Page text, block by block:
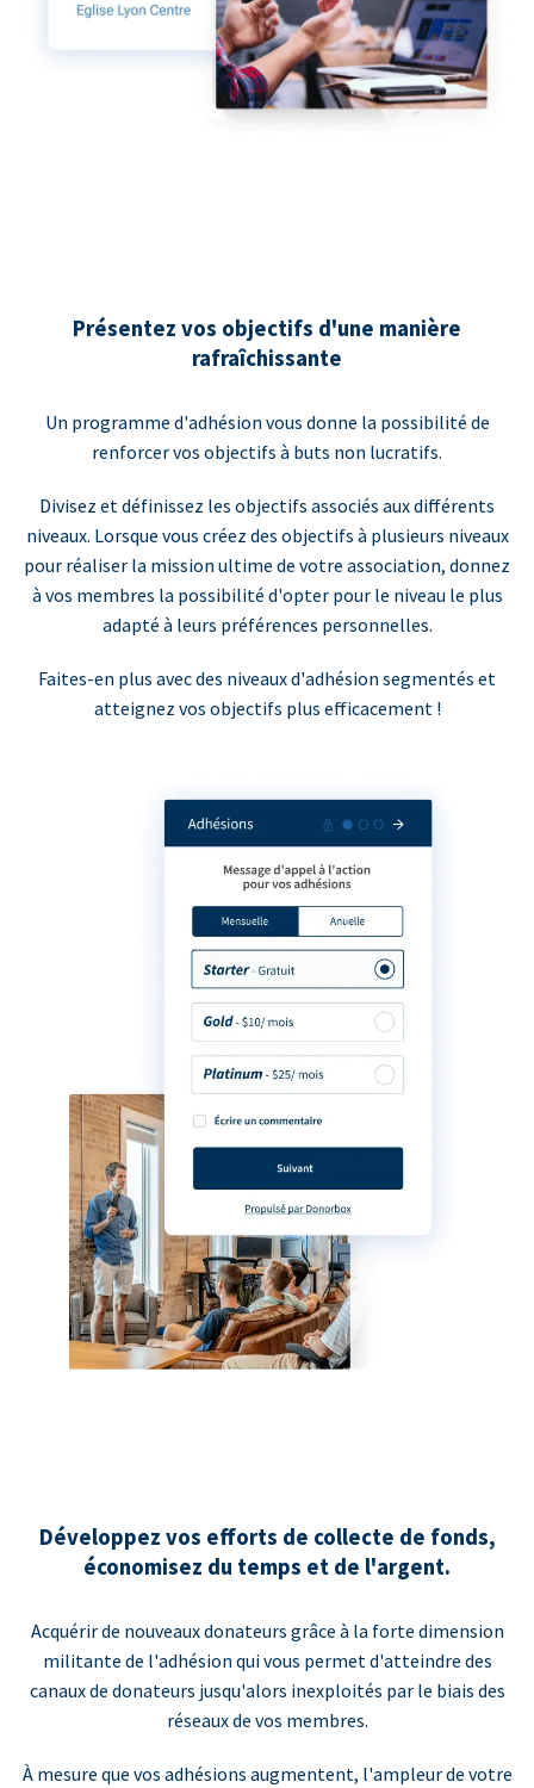
Présentez vos objectifs d'une manière
rafraîchissante
Un programme d'adhésion vous donne la possibilité de
renforcer vos objectifs à buts non lucratifs.
Divisez et définissez les objectifs associés aux différents
niveaux. Lorsque vous créez des objectifs à plusieurs niveaux
pour réaliser la mission ultime de votre association, donnez
à vos membres la possibilité d'opter pour le niveau le plus
adapté à leurs préférences personnelles.
Faites-en plus avec des niveaux d'adhésion segmentés et
atteignez vos objectifs plus efficacement !
Développez vos efforts de collecte de fonds,
économisez du temps et de l'argent.
Acquérir de nouveaux donateurs grâce à la forte dimension
militante de l'adhésion qui vous permet d'atteindre des
canaux de donateurs jusqu'alors inexploités par le biais des
réseaux de vos membres.
À mesure que vos adhésions augmentent, l'ampleur de votre